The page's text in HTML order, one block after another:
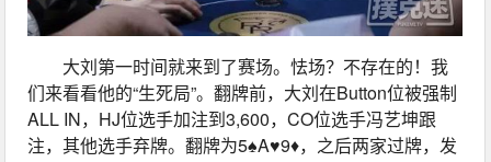
大刘第一时间就来到了赛场。怯场？不存在的！我
们来看看他的“生死局”。翻牌前，大刘在Button位被强制
ALL IN，HJ位选手加注到3,600，CO位选手冯艺坤跟
注，其他选手弃牌。翻牌为5♠A♥9♦，之后两家过牌，发